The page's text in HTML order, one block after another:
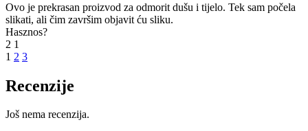
Ovo je prekrasan proizvod za odmorit dušu i tijelo. Tek sam počela
slikati, ali čim završim objavit ću sliku.
Hasznos?
2 1
1 2 3
Recenzije
Još nema recenzija.